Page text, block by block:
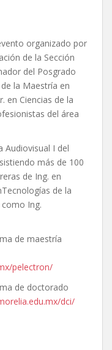
organizado por
de la Sección
del Posgrado
la Maestría en
en Ciencias de la
del área
Audiovisual I del
más de 100
de Ing. en
de la
Ing.
de maestría
pelectron/
de doctorado
dci/